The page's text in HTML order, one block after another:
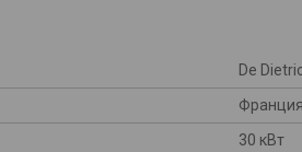
De
Франция
30 кВт